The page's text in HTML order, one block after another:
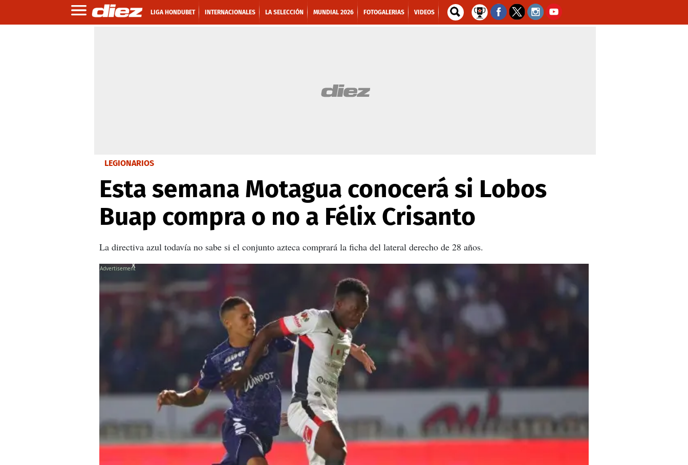
LIGA HONDUBET INTERNACIONALES LA SELECCIÓN MUNDIAL 2026 FOTOGALERIAS VIDEOS
LEGIONARIOS
Esta semana Motagua conocerá si Lobos
Buap compra o no a Félix Crisanto
La directiva azul todavía no sabe si el conjunto azteca comprará la ficha del lateral derecho de 28 años.
X